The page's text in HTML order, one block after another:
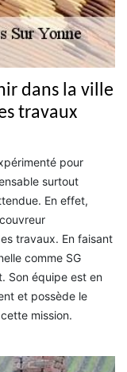
dans la ville
travaux
pour
surtout
En effet,
travaux. En faisant
comme SG
Son équipe est en
et possède le
mission.